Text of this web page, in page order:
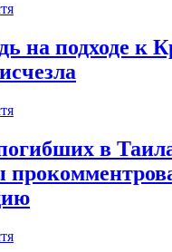
на подходе к
в